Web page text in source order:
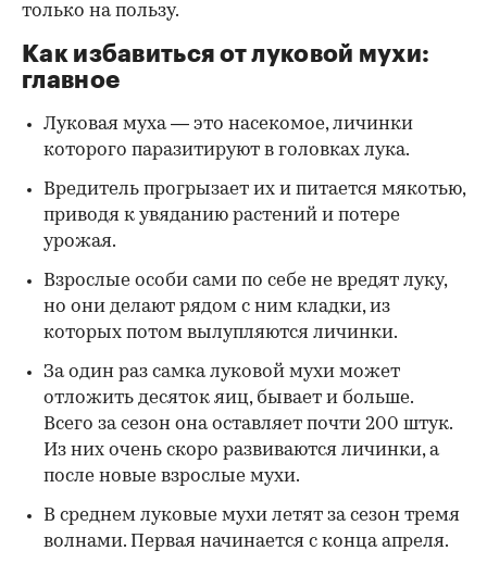
только на пользу.
Как избавиться от луковой мухи:
главное
Луковая муха — это насекомое, личинки
которого паразитируют в головках лука.
Вредитель прогрызает их и питается мякотью,
приводя к увяданию растений и потере
урожая.
Взрослые особи сами по себе не вредят луку,
но они делают рядом с ним кладки, из
которых потом вылупляются личинки.
За один раз самка луковой мухи может
отложить десяток яиц, бывает и больше.
Всего за сезон она оставляет почти 200 штук.
Из них очень скоро развиваются личинки, а
после новые взрослые мухи.
В среднем луковые мухи летят за сезон тремя
волнами. Первая начинается с конца апреля.